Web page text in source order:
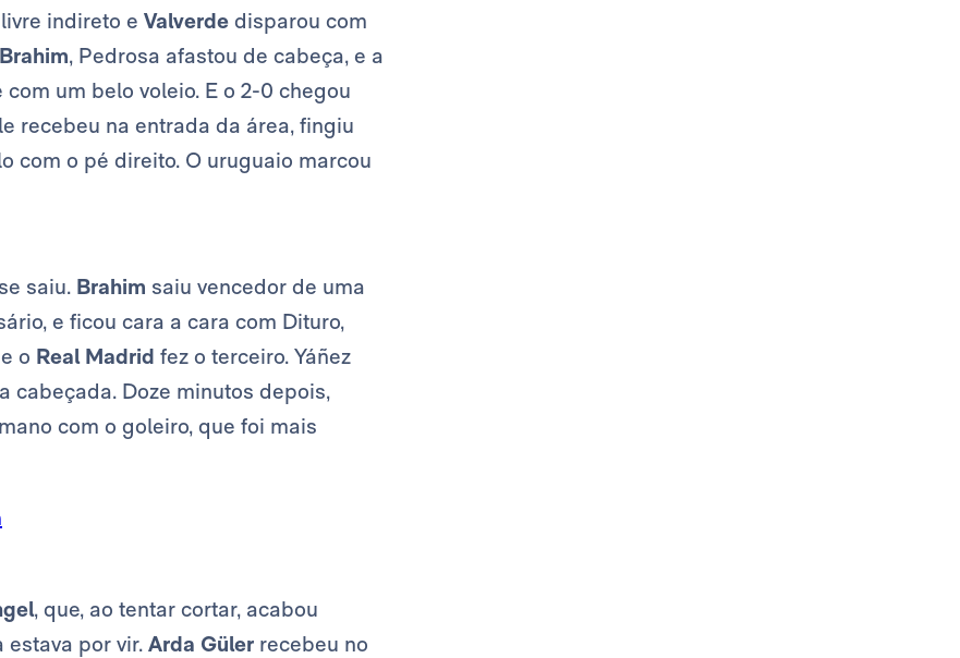
indireto e Valverde disparou com
Brahim, Pedrosa afastou de cabeça, e a
um belo voleio. E o 2-0 chegou
recebeu na entrada da área, fingiu
com o pé direito. O uruguaio marcou
saiu. Brahim saiu vencedor de uma
e ficou cara a cara com Dituro,
o Real Madrid fez o terceiro. Yáñez
cabeçada. Doze minutos depois,
com o goleiro, que foi mais
, que, ao tentar cortar, acabou
estava por vir. Arda Güler recebeu no